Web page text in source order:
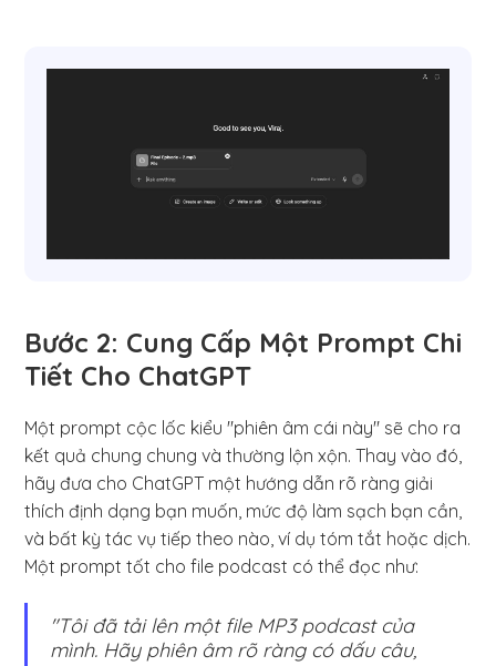
Bước 2: Cung Cấp Một Prompt Chi
Tiết Cho ChatGPT
Một prompt cộc lốc kiểu "phiên âm cái này" sẽ cho ra
kết quả chung chung và thường lộn xộn. Thay vào đó,
hãy đưa cho ChatGPT một hướng dẫn rõ ràng giải
thích định dạng bạn muốn, mức độ làm sạch bạn cần,
và bất kỳ tác vụ tiếp theo nào, ví dụ tóm tắt hoặc dịch.
Một prompt tốt cho file podcast có thể đọc như:
"Tôi đã tải lên một file MP3 podcast của
mình. Hãy phiên âm rõ ràng có dấu câu,